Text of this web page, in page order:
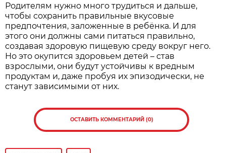
Родителям нужно много трудиться и дальше,
чтобы сохранить правильные вкусовые
предпочтения, заложенные в ребёнка. И для
этого они должны сами питаться правильно,
создавая здоровую пищевую среду вокруг него.
Но это окупится здоровьем детей – став
взрослыми, они будут устойчивы к вредным
продуктам и, даже пробуя их эпизодически, не
станут зависимыми от них.
ОСТАВИТЬ КОММЕНТАРИЙ (0)